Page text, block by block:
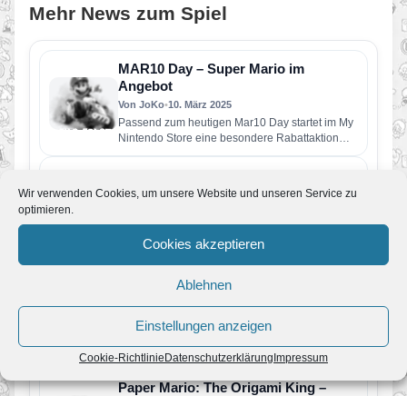
Wir verwenden Cookies, um unsere Website und unseren Service zu
optimieren.
Cookies akzeptieren
Ablehnen
Einstellungen anzeigen
Cookie-RichtlinieDatenschutzerklärungImpressum
Mehr News zum Spiel
MAR10 Day – Super Mario im
Angebot
Von JoKo•10. März 2025
Passend zum heutigen Mar10 Day startet im My
Nintendo Store eine besondere Rabattaktion
rund um Mario und seine…
Komplettlösung gestartet
Nintendo Switch erschienen. Wir haben die Zeit
Paper Mario: The Origami King –
Papier-Mario ist zurück und begibt sich auf sein
erstes Abenteuer auf der Nintendo Switch. Nach
einem kurzen Sidekick…
Paper Mario: The Origami King –